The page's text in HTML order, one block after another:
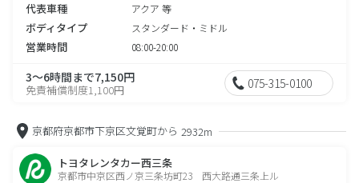
代表車種 アクア 等
ボディタイプ スタンダード・ミドル
営業時間 08:00-20:00
3～6時間まで7,150円
免責補償制度1,100円 075-315-0100
京都府京都市下京区文覚町から 2932m
トヨタレンタカー西三条
京都市中京区西ノ京三条坊町23 西大路通三条上ル